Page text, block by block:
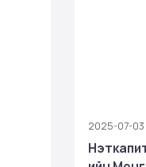
2025-07-03